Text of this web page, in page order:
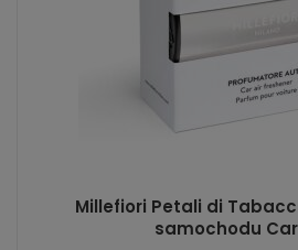
Millefiori Petali di
samochodu